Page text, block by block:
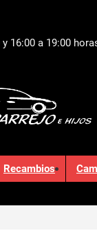
16:00 a 19:00
Recambios